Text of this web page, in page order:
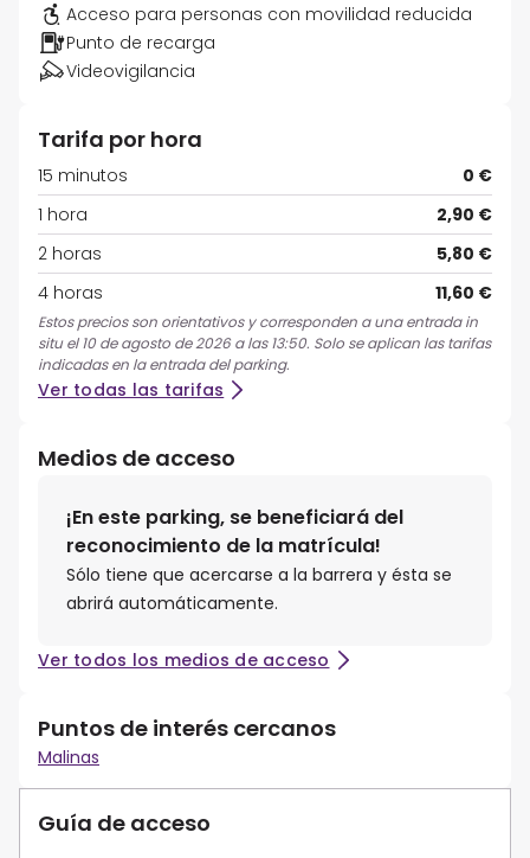
Acceso para personas con movilidad reducida
Punto de recarga
Videovigilancia
Tarifa por hora
15 minutos
0 €
1 hora
2,90 €
2 horas
5,80 €
4 horas
11,60 €
Estos precios son orientativos y corresponden a una entrada in
situ el 10 de agosto de 2026 a las 13:50. Solo se aplican las tarifas
indicadas en la entrada del parking.
Ver todas las tarifas
Medios de acceso
¡En este parking, se beneficiará del
reconocimiento de la matrícula!
Sólo tiene que acercarse a la barrera y ésta se
abrirá automáticamente.
Ver todos los medios de acceso
Puntos de interés cercanos
Malinas
Guía de acceso